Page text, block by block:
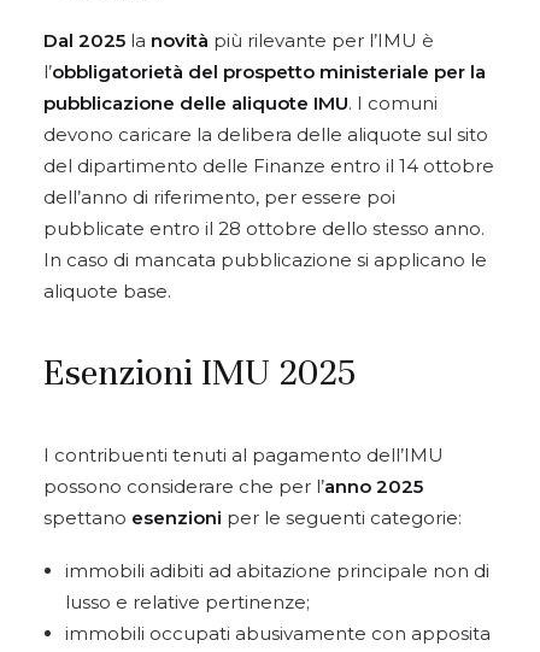
Dal 2025 la novità più rilevante per l’IMU è
l’obbligatorietà del prospetto ministeriale per la
pubblicazione delle aliquote IMU. I comuni
devono caricare la delibera delle aliquote sul sito
del dipartimento delle Finanze entro il 14 ottobre
dell’anno di riferimento, per essere poi
pubblicate entro il 28 ottobre dello stesso anno.
In caso di mancata pubblicazione si applicano le
aliquote base.
Esenzioni IMU 2025
I contribuenti tenuti al pagamento dell’IMU
possono considerare che per l’anno 2025
spettano esenzioni per le seguenti categorie:
immobili adibiti ad abitazione principale non di
lusso e relative pertinenze;
immobili occupati abusivamente con apposita